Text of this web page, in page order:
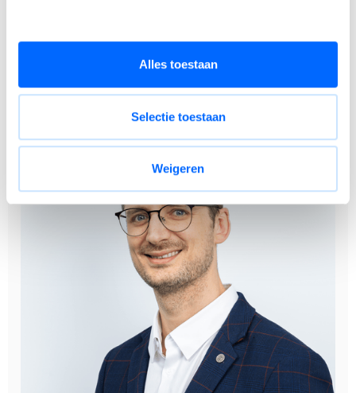
Alles toestaan
Selectie toestaan
Weigeren
om initiatief te nemen.